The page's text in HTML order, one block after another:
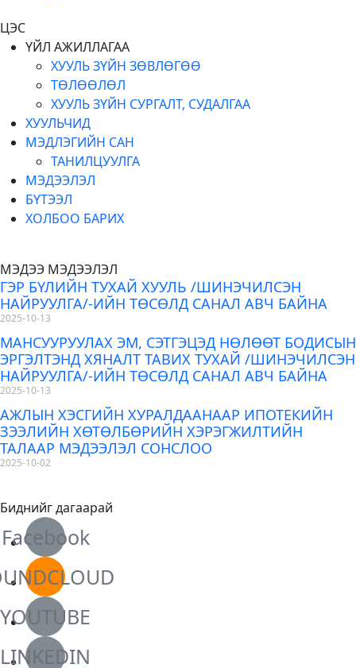
ЦЭС
ҮЙЛ АЖИЛЛАГАА
ХУУЛЬ ЗҮЙН ЗӨВЛӨГӨӨ
ТӨЛӨӨЛӨЛ
ХУУЛЬ ЗҮЙН СУРГАЛТ, СУДАЛГАА
ХУУЛЬЧИД
МЭДЛЭГИЙН САН
ТАНИЛЦУУЛГА
МЭДЭЭЛЭЛ
БҮТЭЭЛ
ХОЛБОО БАРИХ
МЭДЭЭ МЭДЭЭЛЭЛ
ГЭР БҮЛИЙН ТУХАЙ ХУУЛЬ /ШИНЭЧИЛСЭН
НАЙРУУЛГА/-ИЙН ТӨСӨЛД САНАЛ АВЧ БАЙНА
2025-10-13
МАНСУУРУУЛАХ ЭМ, СЭТГЭЦЭД НӨЛӨӨТ БОДИСЫН
ЭРГЭЛТЭНД ХЯНАЛТ ТАВИХ ТУХАЙ /ШИНЭЧИЛСЭН
НАЙРУУЛГА/-ИЙН ТӨСӨЛД САНАЛ АВЧ БАЙНА
2025-10-13
АЖЛЫН ХЭСГИЙН ХУРАЛДААНААР ИПОТЕКИЙН
ЗЭЭЛИЙН ХӨТӨЛБӨРИЙН ХЭРЭГЖИЛТИЙН
ТАЛААР МЭДЭЭЛЭЛ СОНСЛОО
2025-10-02
Биднийг дагаарай
Facebook
YOUTUBE
LINKEDIN